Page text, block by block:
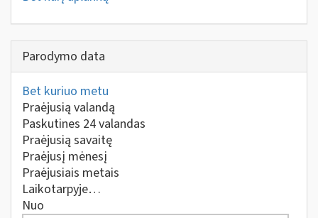
Parodymo data
Bet kuriuo metu
Praėjusią valandą
Paskutines 24 valandas
Praėjusią savaitę
Praėjusį mėnesį
Praėjusiais metais
Laikotarpyje…
Nuo